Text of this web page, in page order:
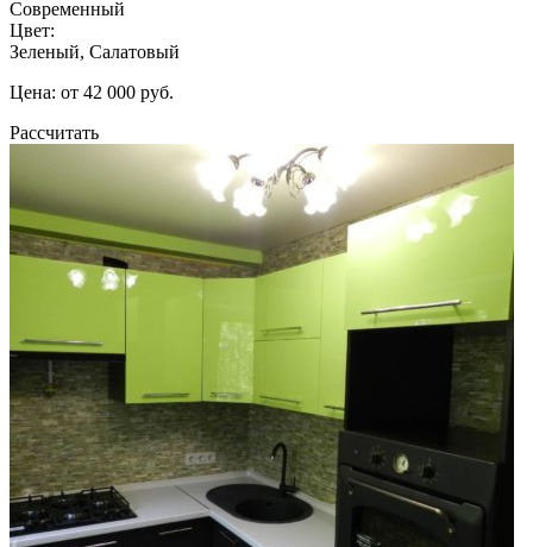
Современный
Цвет:
Зеленый, Салатовый
Цена: от 42 000 руб.
Рассчитать